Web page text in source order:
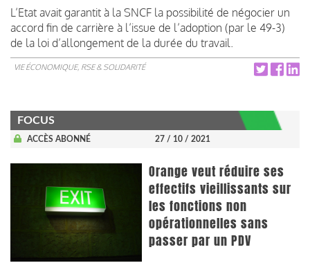
L’Etat avait garantit à la SNCF la possibilité de négocier un
accord fin de carrière à l’issue de l’adoption (par le 49-3)
de la loi d’allongement de la durée du travail.
VIE ÉCONOMIQUE, RSE & SOLIDARITÉ
FOCUS
ACCÈS ABONNÉ 27 / 10 / 2021
Orange veut réduire ses
effectifs vieillissants sur
les fonctions non
opérationnelles sans
passer par un PDV